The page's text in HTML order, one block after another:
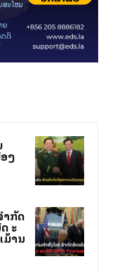
ງ
ຳກັດ
ສະ
ສານ